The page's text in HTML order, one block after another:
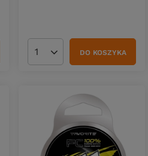
Ilość produktówDO KOSZYKA